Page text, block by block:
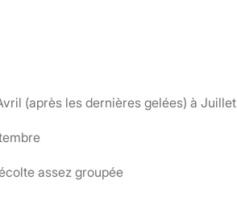
(après les dernières gelées) à Juillet
assez groupée